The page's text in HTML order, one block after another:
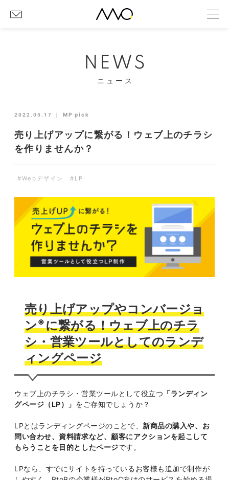
NEWS
ニュース
2022.05.17 ｜ MP pick
売り上げアップに繋がる！ウェブ上のチラシ
を作りませんか？
#Webデザイン #LP
売り上げアップやコンバージョ
ン※に繋がる！ウェブ上のチラ
シ・営業ツールとしてのランデ
ィングページ
ウェブ上のチラシ・営業ツールとして役立つ 「ランディン
グページ（LP）」 をご存知でしょうか？
LPとはランディングページのことで、 新商品の購入や、お
問い合わせ、資料請求など、顧客にアクションを起こして
もらうことを目的としたページです。
LPなら、すでにサイトを持っているお客様も追加で制作が